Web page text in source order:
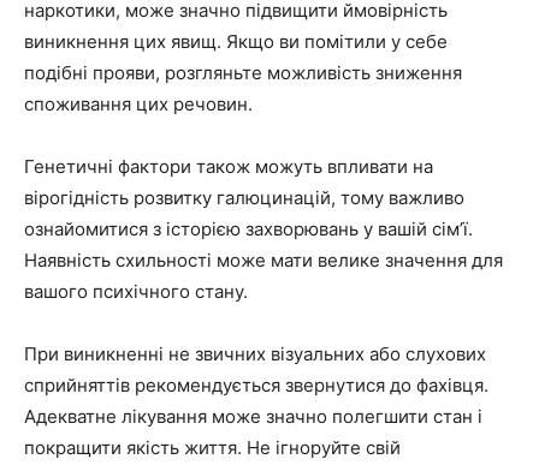
наркотики, може значно підвищити ймовірність
виникнення цих явищ. Якщо ви помітили у себе
подібні прояви, розгляньте можливість зниження
споживання цих речовин.
Генетичні фактори також можуть впливати на
вірогідність розвитку галюцинацій, тому важливо
ознайомитися з історією захворювань у вашій сім’ї.
Наявність схильності може мати велике значення для
вашого психічного стану.
При виникненні не звичних візуальних або слухових
сприйняттів рекомендується звернутися до фахівця.
Адекватне лікування може значно полегшити стан і
покращити якість життя. Не ігноруйте свій